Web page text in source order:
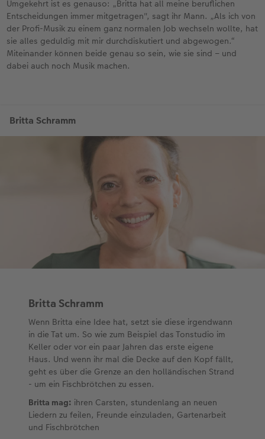
Umgekehrt ist es genauso: „Britta hat all meine beruflichen
Entscheidungen immer mitgetragen", sagt ihr Mann. „Als ich von
der Profi-Musik zu einem ganz normalen Job wechseln wollte, hat
sie alles geduldig mit mir durchdiskutiert und abgewogen.“
Miteinander können beide genau so sein, wie sie sind – und
dabei auch noch Musik machen.